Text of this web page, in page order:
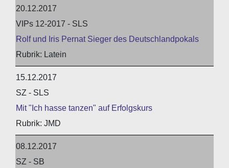
20.12.2017
VIPs 12-2017 - SLS
Rolf und Iris Pernat Sieger des Deutschlandpokals
Latein
15.12.2017
SZ - SLS
Mit "Ich hasse tanzen" auf Erfolgskurs
JMD
08.12.2017
SZ - SB